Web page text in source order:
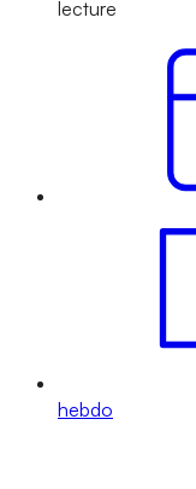
lecture
hebdo